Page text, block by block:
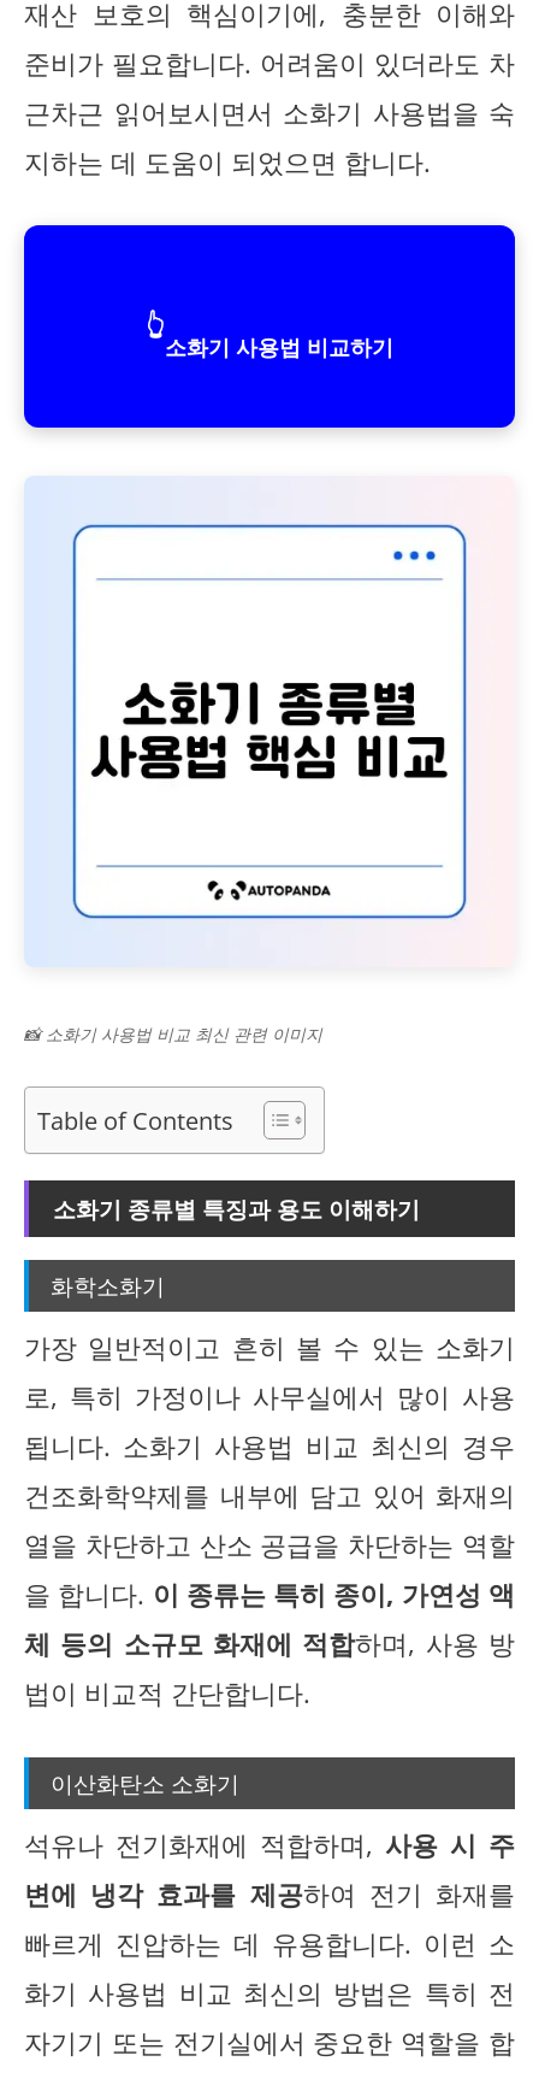
재산 보호의 핵심이기에, 충분한 이해와
준비가 필요합니다. 어려움이 있더라도 차
근차근 읽어보시면서 소화기 사용법을 숙
지하는 데 도움이 되었으면 합니다.
👆
소화기 사용법 비교하기
📸 소화기 사용법 비교 최신 관련 이미지
Table of Contents
소화기 종류별 특징과 용도 이해하기
화학소화기
가장 일반적이고 흔히 볼 수 있는 소화기
로, 특히 가정이나 사무실에서 많이 사용
됩니다. 소화기 사용법 비교 최신의 경우
건조화학약제를 내부에 담고 있어 화재의
열을 차단하고 산소 공급을 차단하는 역할
을 합니다. 이 종류는 특히 종이, 가연성 액
체 등의 소규모 화재에 적합하며, 사용 방
법이 비교적 간단합니다.
이산화탄소 소화기
석유나 전기화재에 적합하며, 사용 시 주
변에 냉각 효과를 제공하여 전기 화재를
빠르게 진압하는 데 유용합니다. 이런 소
화기 사용법 비교 최신의 방법은 특히 전
자기기 또는 전기실에서 중요한 역할을 합